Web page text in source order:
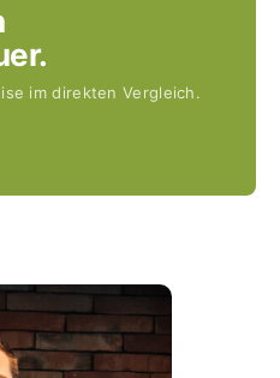
im direkten Vergleich.